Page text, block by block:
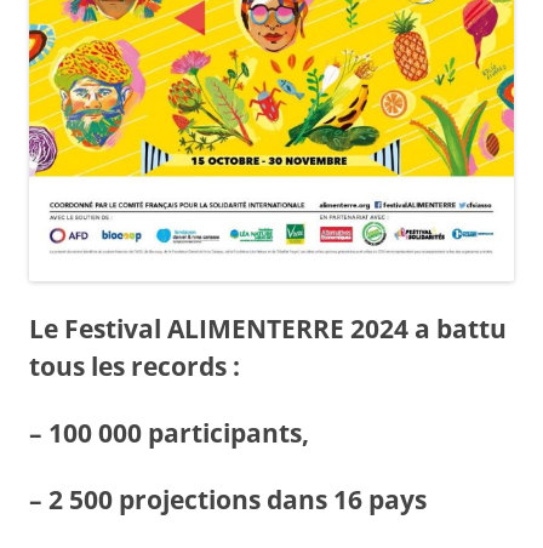
Le Festival ALIMENTERRE 2024 a battu
tous les records :
– 100 000 participants,
– 2 500 projections dans 16 pays